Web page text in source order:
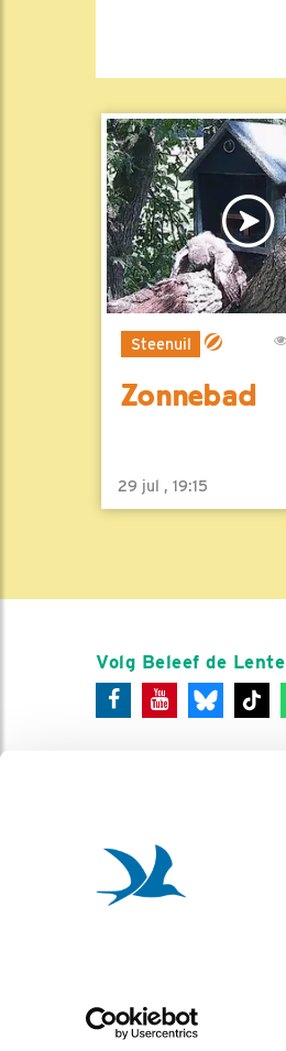
Steenuil
Zonnebad
29 jul , 19:15
Volg Beleef de Lente